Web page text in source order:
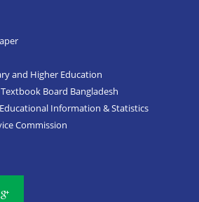
and Higher Education
Board Bangladesh
Information & Statistics
Commission